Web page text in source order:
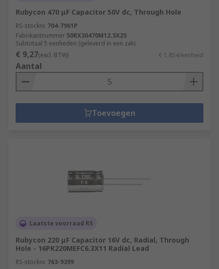
Rubycon 470 μF Capacitor 50V dc, Through Hole
RS-stocknr. 704-7961P
Fabrikantnummer 50RX30470M12.5X25
Subtotaal 5 eenheden (geleverd in een zak)
€ 9,27(excl. BTW) € 1,854/eenheid
Aantal
Toevoegen
Laatste voorraad RS
Rubycon 220 μF Capacitor 16V dc, Radial, Through
Hole - 16PK220MEFC6.3X11 Radial Lead
RS-stocknr. 763-9399